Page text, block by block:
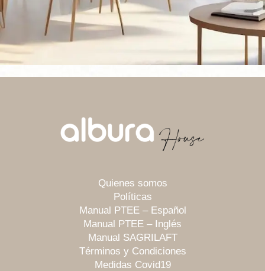
Quienes somos
Políticas
Manual PTEE – Español
Manual PTEE – Inglés
Manual SAGRILAFT
Términos y Condiciones
Medidas Covid19